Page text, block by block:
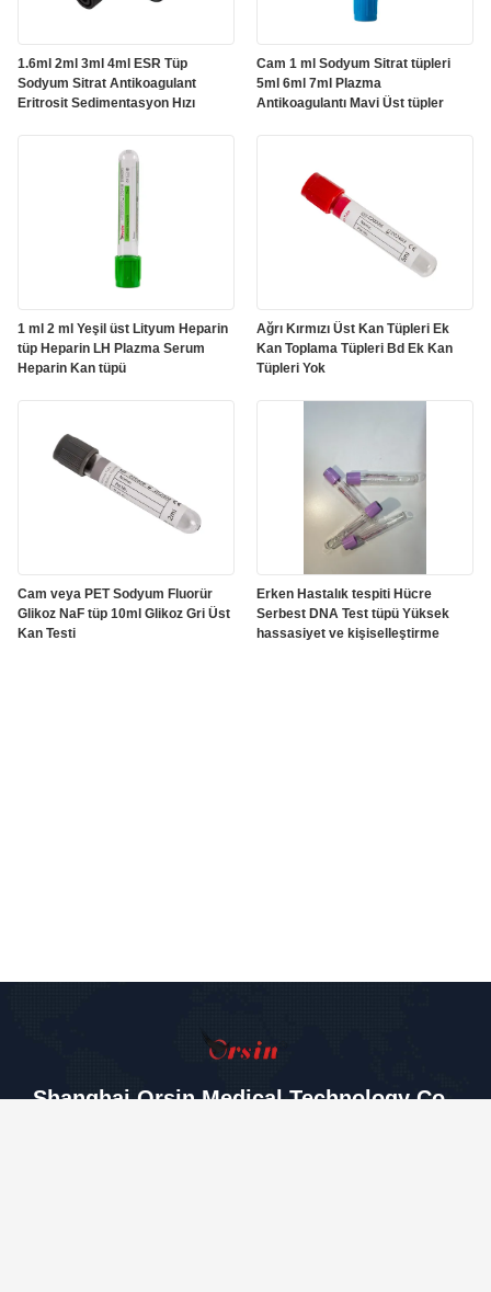
1.6ml 2ml 3ml 4ml ESR Tüp
Sodyum Sitrat Antikoagulant
Eritrosit Sedimentasyon Hızı
Cam 1 ml Sodyum Sitrat tüpleri
5ml 6ml 7ml Plazma
Antikoagulantı Mavi Üst tüpler
1 ml 2 ml Yeşil üst Lityum Heparin
tüp Heparin LH Plazma Serum
Heparin Kan tüpü
Ağrı Kırmızı Üst Kan Tüpleri Ek
Kan Toplama Tüpleri Bd Ek Kan
Tüpleri Yok
Cam veya PET Sodyum Fluorür
Glikoz NaF tüp 10ml Glikoz Gri Üst
Kan Testi
Erken Hastalık tespiti Hücre
Serbest DNA Test tüpü Yüksek
hassasiyet ve kişiselleştirme
Shanghai Orsin Medical Technology Co.,